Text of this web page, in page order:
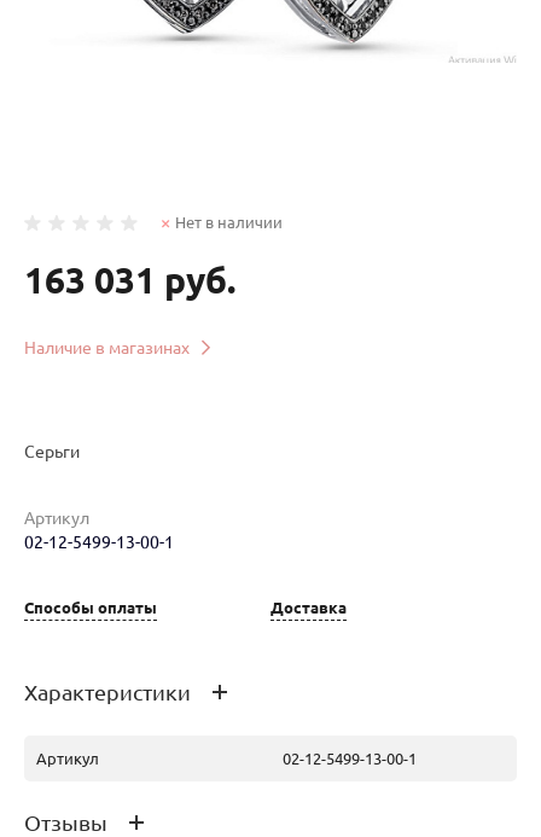
Нет в наличии
163 031 руб.
Наличие в магазинах
Наименование товара
Серьги
Артикул
02-12-5499-13-00-1
Способы оплаты Доставка
Характеристики
Артикул 02-12-5499-13-00-1
Отзывы